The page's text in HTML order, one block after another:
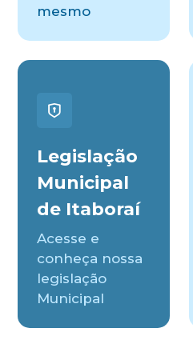
mesmo
Legislação
Municipal
de Itaboraí
Acesse e
conheça nossa
legislação
Municipal